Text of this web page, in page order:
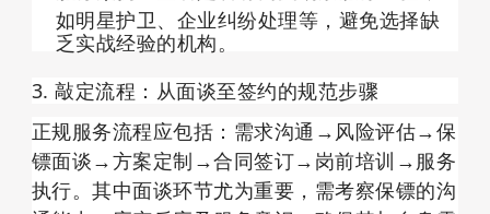
如明星护卫、企业纠纷处理等，避免选择缺
乏实战经验的机构。
3. 敲定流程：从面谈至签约的规范步骤
正规服务流程应包括：需求沟通→风险评估→保
镖面谈→方案定制→合同签订→岗前培训→服务
执行。其中面谈环节尤为重要，需考察保镖的沟